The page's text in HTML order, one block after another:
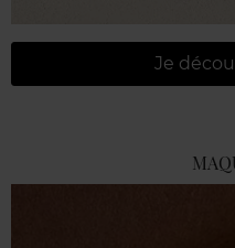
Je